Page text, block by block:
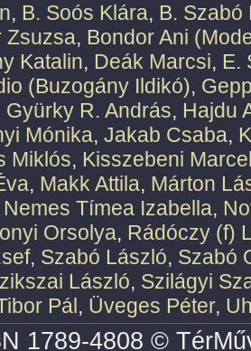
, B. Soós Klára, B. Szabó
Zsuzsa, Bondor Ani
Katalin, Deák Marcsi, E.
(Buzogány Ildikó),
Gyürky R. András, Hajdu
Mónika, Jakab Csaba,
Miklós, Kisszebeni
, Makk Attila, Márton
Nemes Tímea Izabella,
Orsolya, Rádóczy (f)
, Szabó László, Szabó
László, Szilágyi
Pál, Üveges Péter,
1789-4808 ©